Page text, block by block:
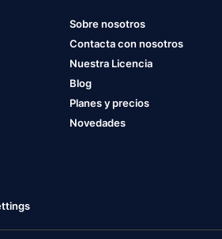
Sobre nosotros
Contacta con nosotros
Nuestra Licencia
Blog
Planes y precios
Novedades